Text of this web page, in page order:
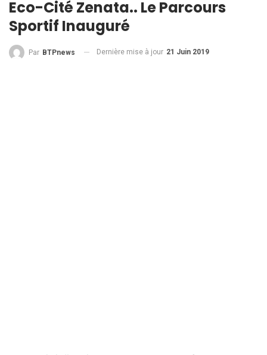
Eco-Cité Zenata.. Le Parcours
Sportif Inauguré
Par BTPnews Dernière mise à jour 21 Juin 2019